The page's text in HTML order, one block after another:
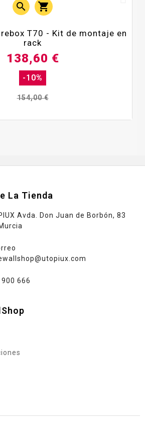
 
T70 - Kit de montaje en
rack
154,00 €
-10%
138,60 €
La Tienda
Avda. Don Juan de Borbón, 83
666